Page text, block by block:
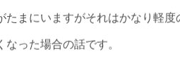
たまにいますがそれはかなり軽
った場合の話です。